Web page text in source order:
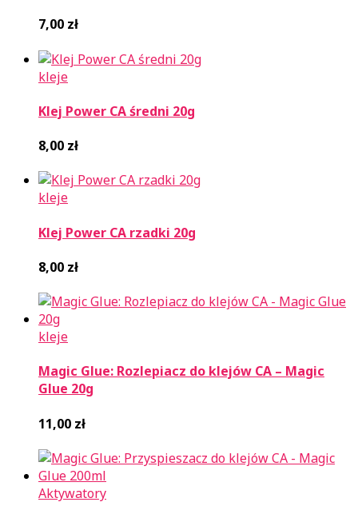
7,00 zł
kleje
Klej Power CA średni 20g
8,00 zł
kleje
Klej Power CA rzadki 20g
8,00 zł
kleje
Magic Glue: Rozlepiacz do klejów CA – Magic
Glue 20g
11,00 zł
Aktywatory